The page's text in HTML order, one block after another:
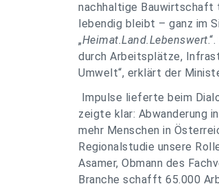
nachhaltige Bauwirtschaft
lebendig bleibt – ganz im
„Heimat.Land.Lebenswert
durch Arbeitsplätze,
Umwelt“, erklärt der
Impulse lieferte beim
zeigte klar: Abwanderung
mehr Menschen in
Regionalstudie unsere
Asamer, Obmann des
Branche schafft 65.000